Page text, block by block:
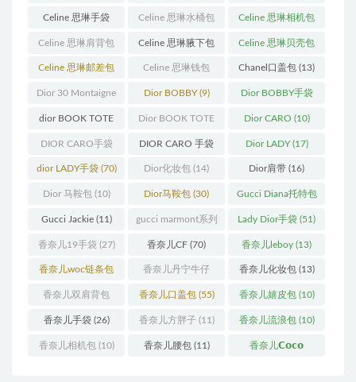
(23) (14) (18)
Celine 思琳手袋
(250)
Celine 思琳水桶包
(55)
Celine 思琳相机包
(11)
Celine 思琳肩背包
(12)
Celine 思琳腋下包
(10)
Celine 思琳贝壳包
(12)
Celine 思琳邮差包
(13)
Celine 思琳钱包
(10)
Chanel口盖包 (13)
Dior 30 Montaigne
蒙田(31)
Dior BOBBY(9) Dior BOBBY手袋
(26)
dior BOOK TOTE
(12)
Dior BOOK TOTE
手袋(163)
Dior CARO (10)
DIOR CARO手袋
(11)
DIOR CARO 手袋
(31)
Dior LADY(17)
dior LADY手袋(70) Dior化妆包 (14) Dior肩带 (16)
Dior 马鞍包(10) Dior马鞍包 (30) Gucci Diana托特包
(11)
Gucci Jackie(11) gucci marmont系列
(19)
Lady Dior手袋 (51)
香奈儿19手袋 (27) 香奈儿CF (70) 香奈儿leboy (13)
香奈儿woc链条包
(11)
香奈儿丹宁牛仔
(12)
香奈儿化妆包(13)
香奈儿双肩背包
(13)
香奈儿口盖包(55) 香奈儿嬉皮包(10)
香奈儿手袋(26) 香奈儿方胖子(11) 香奈儿流浪包(10)
香奈儿相机包(10) 香奈儿腰包(11) 香奈儿𝗖𝗼𝗰𝗼